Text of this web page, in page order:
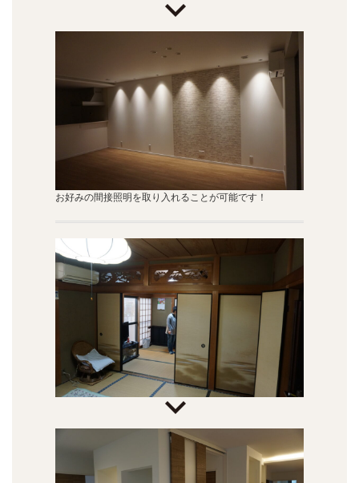
お好みの間接照明を取り入れることが可能です！